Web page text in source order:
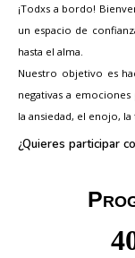
¡Todxs a bordo!
un espacio de
hasta el alma.
Nuestro objetivo es
negativas a
la ansiedad, el enojo, la
¿Quieres participar